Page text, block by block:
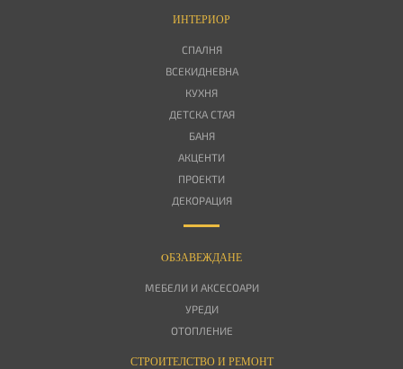
ИНТЕРИОР
СПАЛНЯ
ВСЕКИДНЕВНА
КУХНЯ
ДЕТСКА СТАЯ
БАНЯ
АКЦЕНТИ
ПРОЕКТИ
ДЕКОРАЦИЯ
OБЗАВЕЖДАНЕ
МЕБЕЛИ И АКСЕСОАРИ
УРЕДИ
ОТОПЛЕНИЕ
СТРОИТЕЛСТВО И РЕМОНТ